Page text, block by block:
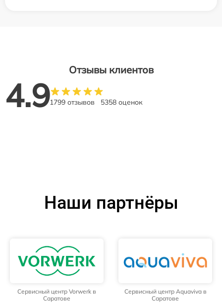
Отзывы клиентов
4.91799 отзывов 5358 оценок
Наши партнёры
Сервисный центр Vorwerk в
Саратове
Сервисный центр Aquaviva в
Саратове